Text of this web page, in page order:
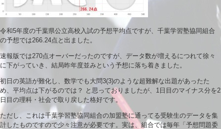
令和5年度の千葉県公立高校入試の予想平均点ですが、千葉学習塾協同組合
の予想では266.24点と出ました。
速報版では270点オーバーだったのですが、データ数が増えるにつれて徐々
に下がっていき、結局昨年度並みという予想に落ち着きました。
初日の英語が難化し、数学でも大問3(3)のような超難解な出題があったた
め、平均点は下がるのでは？ と思っておりましたが、1日目のマイナス分を2
日目の理科・社会で取り戻した格好です。
ただし、これは千葉学習塾協同組合の加盟塾に通ってる受験生のデータを集
計したものですので少々注意が必要です。実は、組合では毎年「予想問題委